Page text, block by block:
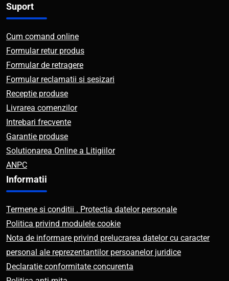
Suport
Cum comand online
Formular retur produs
Formular de retragere
Formular reclamatii si sesizari
Receptie produse
Livrarea comenzilor
Intrebari frecvente
Garantie produse
Solutionarea Online a Litigiilor
ANPC
Informatii
Termene si conditii . Protectia datelor personale
Politica privind modulele cookie
Nota de informare privind prelucrarea datelor cu caracter
personal ale reprezentantilor persoanelor juridice
Declaratie conformitate concurenta